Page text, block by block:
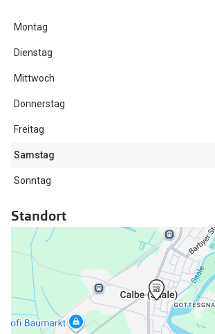
Trends
Nuance Audio Brille
Ray-Ban Meta
Oakley Meta
Brillentrends 2026
Glaspakete
Glasveredelungen
Brillenglas Typen
Transitions Gläser
Blaulichtfilter
Stellest®-Brillengläser
Montag
Dienstag
Mittwoch
Donnerstag
Freitag
Samstag
Sonntag
Standort